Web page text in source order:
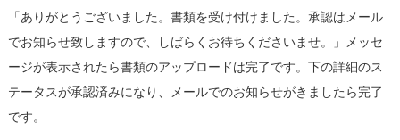
「ありがとうございました。書類を受け付けました。承認はメール
でお知らせ致しますので、しばらくお待ちくださいませ。」メッセ
ージが表示されたら書類のアップロードは完了です。下の詳細のス
テータスが承認済みになり、メールでのお知らせがきましたら完了
です。